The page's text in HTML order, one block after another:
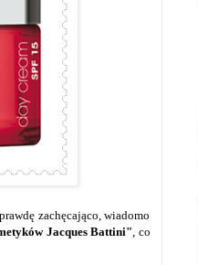
zachęcająco, wiadomo
Jacques Battini", co